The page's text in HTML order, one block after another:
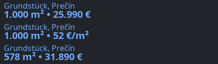
Grundstück, Prečín
1.000 m² • 25.990 €
Grundstück, Prečín
1.000 m² • 52 €/m²
Grundstück, Prečín
578 m² • 31.890 €